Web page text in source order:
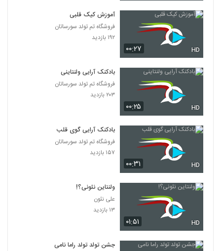
۰۰:۲۷ HD
آموزش کیک قلبی
فروشگاه تم تولد سورساتان
۱۹۲ بازدید
۰۰:۲۵ HD
بادکنک آرایی ولنتاینی
فروشگاه تم تولد سورساتان
۲۰۳ بازدید
۰۰:۳۱ HD
بادکنک آرایی گوی قلب
فروشگاه تم تولد سورساتان
۱۵۷ بازدید
۰۱:۵۱ HD
ولنتاین نئونی؟!
علی نئون
۱۳ بازدید
جشن تولد تولد راما نامی